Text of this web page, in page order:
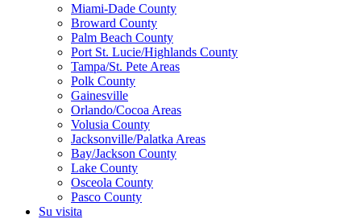
Miami-Dade County
Broward County
Palm Beach County
Port St. Lucie/Highlands County
Tampa/St. Pete Areas
Polk County
Gainesville
Orlando/Cocoa Areas
Volusia County
Jacksonville/Palatka Areas
Bay/Jackson County
Lake County
Osceola County
Pasco County
Su visita